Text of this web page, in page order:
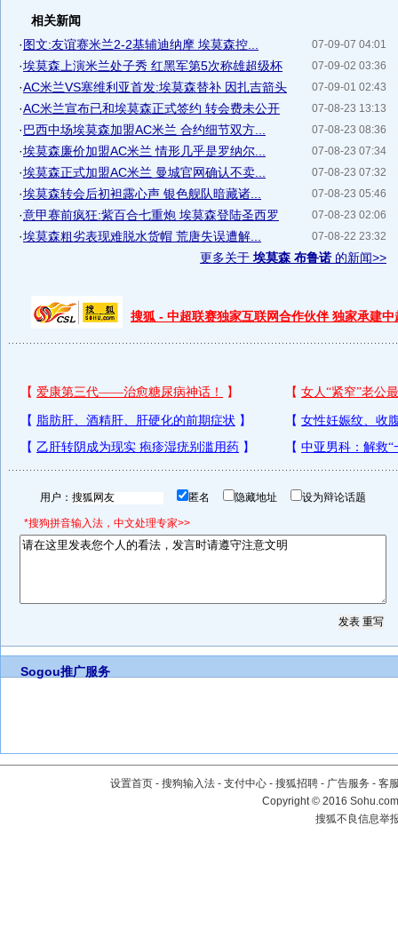
相关新闻
07-09-07 04:01
·图文:友谊赛米兰2-2基辅迪纳摩 埃莫森控...
07-09-02 03:36
·埃莫森上演米兰处子秀 红黑军第5次称雄超级杯
07-09-01 02:43
·AC米兰VS塞维利亚首发:埃莫森替补 因扎吉箭头
07-08-23 13:13
·AC米兰宣布已和埃莫森正式签约 转会费未公开
07-08-23 08:36
·巴西中场埃莫森加盟AC米兰 合约细节双方...
07-08-23 07:34
·埃莫森廉价加盟AC米兰 情形几乎是罗纳尔...
07-08-23 07:32
·埃莫森正式加盟AC米兰 曼城官网确认不卖...
07-08-23 05:46
·埃莫森转会后初袒露心声 银色舰队暗藏诸...
07-08-23 02:06
·意甲赛前疯狂:紫百合七重炮 埃莫森登陆圣西罗
07-08-22 23:32
·埃莫森粗劣表现难脱水货帽 荒唐失误遭解...
更多关于 埃莫森 布鲁诺 的新闻>>
搜狐 - 中超联赛独家互联网合作伙伴 独家承建中
用户： 匿名 隐藏地址 设为辩论话题
*搜狗拼音输入法，中文处理专家>>
Sogou推广服务
设置首页 - 搜狗输入法 - 支付中心 - 搜狐招聘 - 广告服务 - 客
Copyright©2016
搜狐不良信息举